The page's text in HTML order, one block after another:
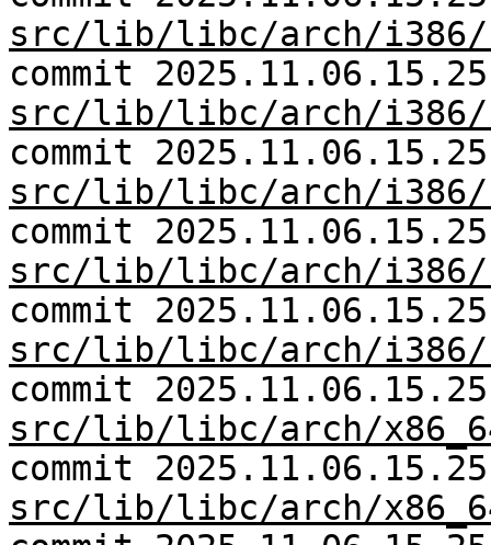
src/lib/libc/arch/i386/
commit
src/lib/libc/arch/i386/
commit
src/lib/libc/arch/i386/
commit
src/lib/libc/arch/i386/
commit
src/lib/libc/arch/i386/
commit
src/lib/libc/arch/
commit
src/lib/libc/arch/